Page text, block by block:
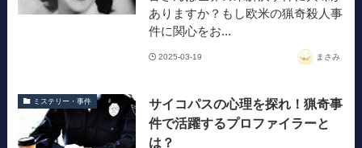
ありますか？もし欧米の猟奇殺人事
件に関心をお...
2025-03-19 まさみ
ミステリー・事件
サイコパスの心理を探れ！猟奇事
件で活躍するプロファイラーと
は？